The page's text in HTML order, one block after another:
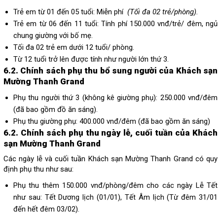
Trẻ em từ 01 đến 05 tuổi: Miễn phí (Tối đa 02 trẻ/phòng).
Trẻ em từ 06 đến 11 tuổi: Tính phí 150.000 vnđ/trẻ/ đêm, ngủ
chung giường với bố mẹ.
Tối đa 02 trẻ em dưới 12 tuổi/ phòng.
Từ 12 tuổi trở lên được tính như người lớn thứ 3.
6.2. Chính sách phụ thu bổ sung người của Khách sạn
Mường Thanh Grand
Phụ thu người thứ 3 (không kê giường phụ): 250.000 vnđ/đêm
(đã bao gồm đồ ăn sáng).
Phụ thu giường phụ: 400.000 vnđ/đêm (đã bao gồm ăn sáng)
6.2. Chính sách phụ thu ngày lễ, cuối tuần của Khách
sạn Mường Thanh Grand
Các ngày lễ và cuối tuần Khách sạn Mường Thanh Grand có quy
định phụ thu như sau:
Phụ thu thêm 150.000 vnđ/phòng/đêm cho các ngày Lễ Tết
như sau: Tết Dương lịch (01/01), Tết Âm lịch (Từ đêm 31/01
đến hết đêm 03/02).